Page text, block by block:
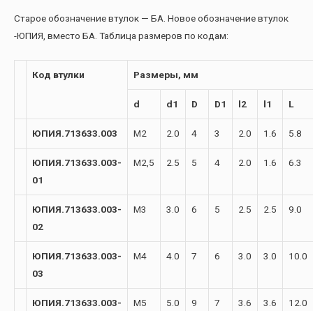
Старое обозначение втулок — БА. Новое обозначение втулок
-ЮПИЯ, вместо БА. Таблица размеров по кодам:
Код втулки Размеры, мм
d d1 D D1 l2 l1 L
ЮПИЯ.713633.003 М2 2.0 4 3 2.0 1.6 5.8
ЮПИЯ.713633.003-
01
М2,5 2.5 5 4 2.0 1.6 6.3
ЮПИЯ.713633.003-
02
М3 3.0 6 5 2.5 2.5 9.0
ЮПИЯ.713633.003-
03
М4 4.0 7 6 3.0 3.0 10.0
ЮПИЯ.713633.003-
М5 5.0 9 7 3.6 3.6 12.0